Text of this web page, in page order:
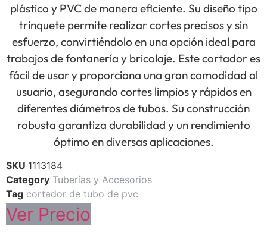
plástico y PVC de manera eficiente. Su diseño tipo
trinquete permite realizar cortes precisos y sin
esfuerzo, convirtiéndolo en una opción ideal para
trabajos de fontanería y bricolaje. Este cortador es
fácil de usar y proporciona una gran comodidad al
usuario, asegurando cortes limpios y rápidos en
diferentes diámetros de tubos. Su construcción
robusta garantiza durabilidad y un rendimiento
óptimo en diversas aplicaciones.
SKU 1113184
Category Tuberías y Accesorios
Tag cortador de tubo de pvc
Ver Precio